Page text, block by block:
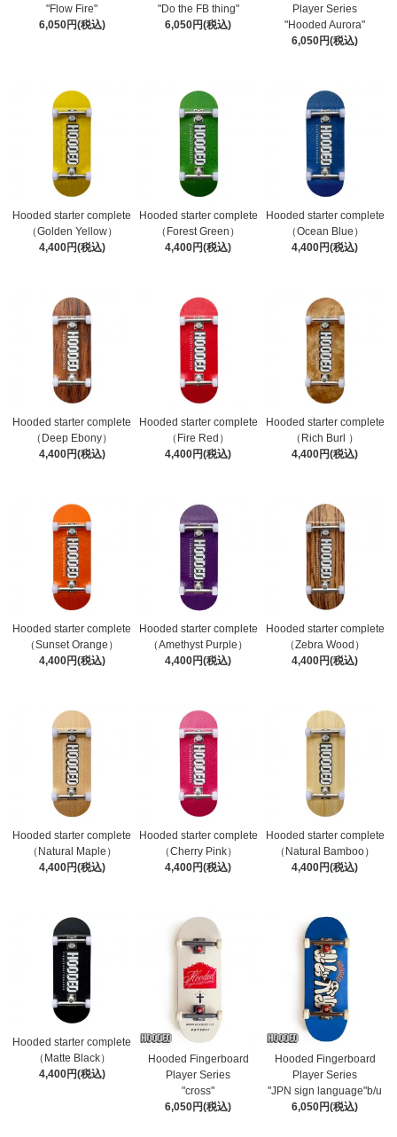
"Flow Fire"
6,050円(税込)
"Do the FB thing"
6,050円(税込)
Player Series
"Hooded Aurora"
6,050円(税込)
Hooded starter complete
（Golden Yellow）
4,400円(税込)
Hooded starter complete
（Forest Green）
4,400円(税込)
Hooded starter complete
（Ocean Blue）
4,400円(税込)
Hooded starter complete
（Deep Ebony）
4,400円(税込)
Hooded starter complete
（Fire Red）
4,400円(税込)
Hooded starter complete
（Rich Burl ）
4,400円(税込)
Hooded starter complete
（Sunset Orange）
4,400円(税込)
Hooded starter complete
（Amethyst Purple）
4,400円(税込)
Hooded starter complete
（Zebra Wood）
4,400円(税込)
Hooded starter complete
（Natural Maple）
4,400円(税込)
Hooded starter complete
（Cherry Pink）
4,400円(税込)
Hooded starter complete
（Natural Bamboo）
4,400円(税込)
Hooded starter complete
（Matte Black）
4,400円(税込)
Hooded Fingerboard
Player Series
"cross"
6,050円(税込)
Hooded Fingerboard
Player Series
"JPN sign language"b/u
6,050円(税込)